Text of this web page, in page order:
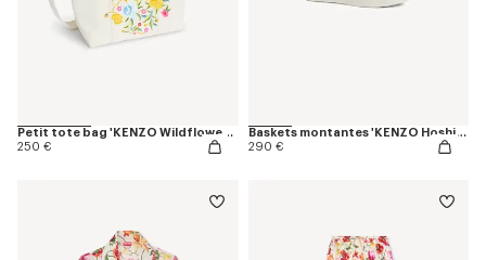
Petit tote bag 'KENZO Wildflower' en toile
250 €
Baskets montantes 'KENZO Hoshi' en toile brodée
290 €